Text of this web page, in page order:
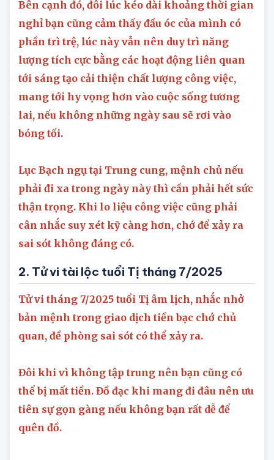
Bên cạnh đó, đôi lúc kéo dài khoảng thời gian
nghỉ bạn cũng cảm thấy đầu óc của mình có
phần trì trệ, lúc này vẫn nên duy trì năng
lượng tích cực bằng các hoạt động liên quan
tới sáng tạo cải thiện chất lượng công việc,
mang tới hy vọng hơn vào cuộc sống tương
lai, nếu không những ngày sau sẽ rơi vào
Lục Bạch ngụ tại Trung cung, mệnh chủ nếu
phải đi xa trong ngày này thì cần phải hết sức
thận trọng. Khi lo liệu công việc cũng phải
cân nhắc suy xét kỹ càng hơn, chớ để xảy ra
sai sót không đáng có.
2. Tử vi tài lộc tuổi Tị tháng 7/2025
Tử vi tháng 7/2025 tuổi Tị âm lịch, nhắc nhở
bản mệnh trong giao dịch tiền bạc chớ chủ
Đôi khi vì không tập trung nên bạn cũng có
thể bị mất tiền. Đồ đạc khi mang đi đâu nên ưu
tiên sự gọn gàng nếu không bạn rất dễ để